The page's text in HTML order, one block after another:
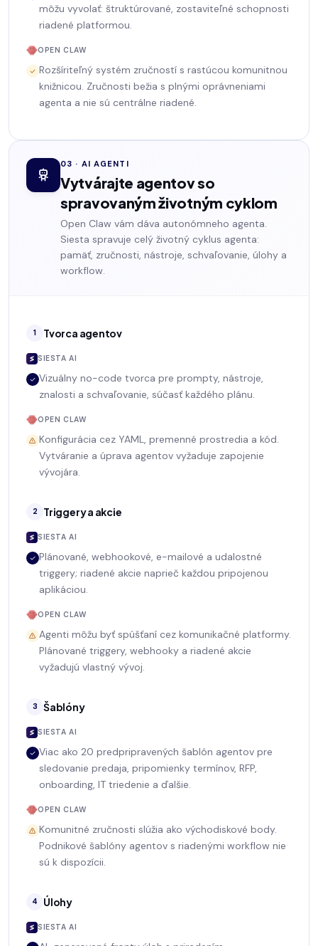
môžu vyvolať: štruktúrované, zostaviteľné schopnosti
riadené platformou.
OPEN CLAW
Rozšíriteľný systém zručností s rastúcou komunitnou
knižnicou. Zručnosti bežia s plnými oprávneniami
agenta a nie sú centrálne riadené.
03 · AI AGENTI
Vytvárajte agentov so
spravovaným životným cyklom
Open Claw vám dáva autonómneho agenta.
Siesta spravuje celý životný cyklus agenta:
pamäť, zručnosti, nástroje, schvaľovanie, úlohy a
workflow.
1 Tvorca agentov
SIESTA AI
Vizuálny no-code tvorca pre prompty, nástroje,
znalosti a schvaľovanie, súčasť každého plánu.
OPEN CLAW
Konfigurácia cez YAML, premenné prostredia a kód.
Vytváranie a úprava agentov vyžaduje zapojenie
vývojára.
2 Triggery a akcie
SIESTA AI
Plánované, webhookové, e-mailové a udalostné
triggery; riadené akcie naprieč každou pripojenou
aplikáciou.
OPEN CLAW
Agenti môžu byť spúšťaní cez komunikačné platformy.
Plánované triggery, webhooky a riadené akcie
vyžadujú vlastný vývoj.
3 Šablóny
SIESTA AI
Viac ako 20 predpripravených šablón agentov pre
sledovanie predaja, pripomienky termínov, RFP,
onboarding, IT triedenie a ďalšie.
OPEN CLAW
Komunitné zručnosti slúžia ako východiskové body.
Podnikové šablóny agentov s riadenými workflow nie
sú k dispozícii.
4 Úlohy
SIESTA AI